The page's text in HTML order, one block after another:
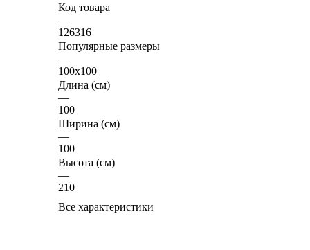
Код товара
—
126316
Популярные размеры
—
100x100
Длина (см)
—
100
Ширина (см)
—
100
Высота (см)
—
210
Все характеристики